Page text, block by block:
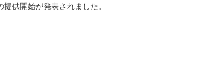
供開始が発表されました。